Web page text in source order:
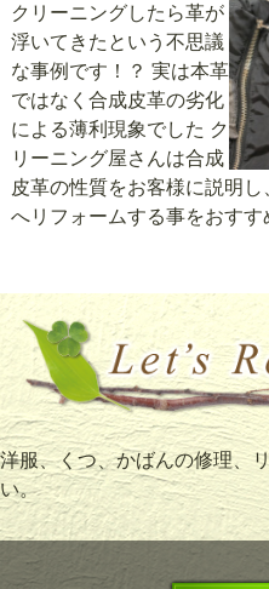
クリーニングしたら革が
浮いてきたという不思議
な事例です！？ 実は本革
ではなく合成皮革の劣化
による薄利現象でした ク
リーニング屋さんは合成
皮革の性質をお客様に説明
へリフォームする事をおす
洋服、くつ、かばんの修理、
い。